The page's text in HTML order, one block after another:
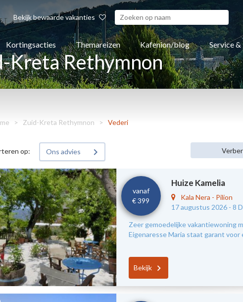
Bekijk bewaarde vakanties
Kortingsacties Themareizen Kafenion/blog Service
Kreta Rethymnon
> Zuid-Kreta Rethymnon > Vederi
op: Ons advies
vanaf
€ 399
Huize Kamelia
Kala Nera - Pilion
17 augustus 2026 -8
Zeer gemoedelijke vakantiewoning
Eigenaresse Maria staat garant voor
Bekijk